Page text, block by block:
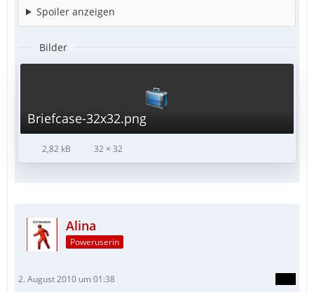
Spoiler anzeigen
Bilder
Briefcase-32x32.png
2,82 kB 32 × 32
Alina
Poweruserin
2. August 2010 um 01:38